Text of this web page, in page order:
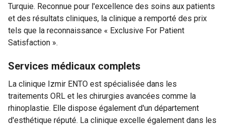
Turquie. Reconnue pour l'excellence des soins aux patients
et des résultats cliniques, la clinique a remporté des prix
tels que la reconnaissance « Exclusive For Patient
Satisfaction ».
Services médicaux complets
La clinique Izmir ENTO est spécialisée dans les
traitements ORL et les chirurgies avancées comme la
rhinoplastie. Elle dispose également d'un département
d'esthétique réputé. La clinique excelle également dans les